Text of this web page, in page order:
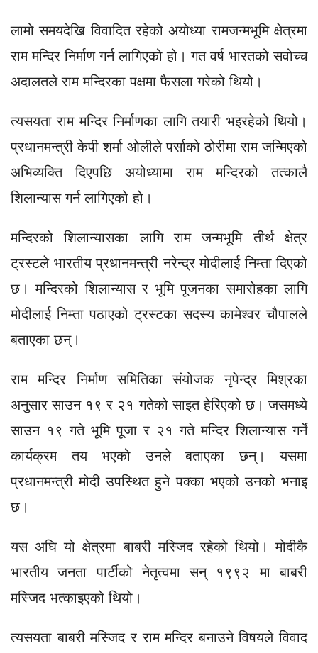
लामो समयदेखि विवादित रहेको अयोध्या रामजन्मभूमि क्षेत्रमा
राम मन्दिर निर्माण गर्न लागिएको हो। गत वर्ष भारतको सवोच्च
अदालतले राम मन्दिरका पक्षमा फैसला गरेको थियो।
त्यसयता राम मन्दिर निर्माणका लागि तयारी भइरहेको थियो।
प्रधानमन्त्री केपी शर्मा ओलीले पर्साको ठोरीमा राम जन्मिएको
अभिव्यक्ति दिएपछि अयोध्यामा राम मन्दिरको तत्कालै
शिलान्यास गर्न लागिएको हो।
मन्दिरको शिलान्यासका लागि राम जन्मभूमि तीर्थ क्षेत्र
ट्रस्टले भारतीय प्रधानमन्त्री नरेन्द्र मोदीलाई निम्ता दिएको
छ। मन्दिरको शिलान्यास र भूमि पूजनका समारोहका लागि
मोदीलाई निम्ता पठाएको ट्रस्टका सदस्य कामेश्वर चौपालले
बताएका छन्।
राम मन्दिर निर्माण समितिका संयोजक नृपेन्द्र मिश्रका
अनुसार साउन १९ र २१ गतेको साइत हेरिएको छ। जसमध्ये
साउन १९ गते भूमि पूजा र २१ गते मन्दिर शिलान्यास गर्ने
कार्यक्रम तय भएको उनले बताएका छन्। यसमा
प्रधानमन्त्री मोदी उपस्थित हुने पक्का भएको उनको भनाइ
छ।
यस अघि यो क्षेत्रमा बाबरी मस्जिद रहेको थियो। मोदीकै
भारतीय जनता पार्टीको नेतृत्वमा सन् १९९२ मा बाबरी
मस्जिद भत्काइएको थियो।
त्यसयता बाबरी मस्जिद र राम मन्दिर बनाउने विषयले विवाद